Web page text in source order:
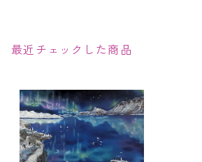
最近チェックした商品